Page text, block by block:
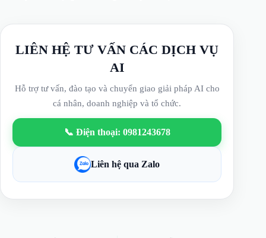
LIÊN HỆ TƯ VẤN CÁC DỊCH VỤ
AI
Hỗ trợ tư vấn, đào tạo và chuyển giao giải pháp AI cho
cá nhân, doanh nghiệp và tổ chức.
📞 Điện thoại: 0981243678
Liên hệ qua Zalo